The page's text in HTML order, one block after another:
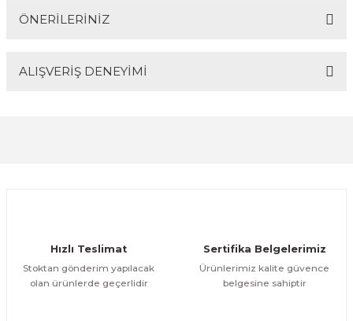
ÖNERİLERİNİZ
Bu ürünün fiyat bilgisi, resim, ürün açıklamalarında ve
Bu ürüne benzer farklı alternatifler olmalı.
ALIŞVERİŞ DENEYİMİ
Hızlı Teslimat
Stoktan gönderim yapılacak
olan ürünlerde geçerlidir
Sertifika Belgelerimiz
Ürünlerimiz kalite güvence
belgesine sahiptir